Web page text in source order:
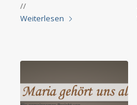
//
Weiterlesen